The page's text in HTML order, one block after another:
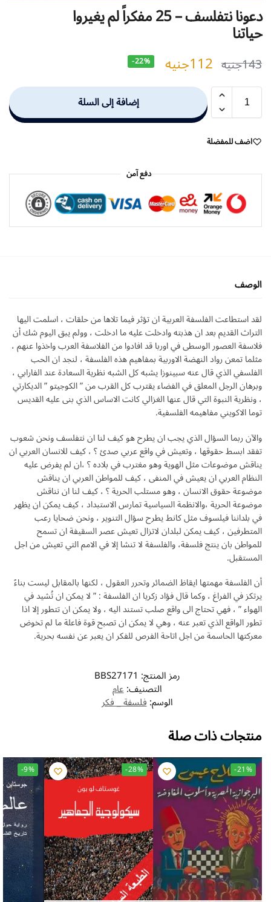
دعونا نتفلسف – 25 مفكراً لم يغيروا
حياتنا
143جنيه 112جنيه -22%
إضافة إلى السلة
اضف للمفضلة
دفع آمن
الوصف
لقد استطاعت الفلسفة العربية ان تؤثر فيما تلاها من حلقات ، اسلمت اليها
التراث القديم بعد ان هذبته وادخلت عليه ما ادخلت ، وولم يبق اليوم شك أن
فلاسفة العصور الوسطى في اوربا قد افادوا من الفلاسفة العرب واخذوا عنهم ،
مثلما تمعن رواد النهضة الاوربية بمفاهيم هذه الفلسفة ، لنجد ان الحب
الفلسفي الذي قال عنه سبينوزا يشبه كل الشبه نظرية السعادة عند الفارابي ،
وبرهان الرجل المعلق في الفضاء يقترب كل القرب من ” الكوجيتو ” الديكارتي
، ونظرية النبوة التي قال عنها الغزالي كانت الاساس الذي بنى عليه القديس
توما الاكويني مفاهيمه الفلسفية.
والآن ربما السؤال الذي يجب ان يطرح هو كيف لنا ان نتفلسف ونحن شعوب
تفقد ابسط حقوقها ، وتعيش في واقع عربي صدئ ؟ ، كيف للانسان العربي ان
يناقش موضوعات مثل الهوية وهو مغترب في بلاده ؟ ،ان لم يفرض عليه
النظام العربي ان يعيش في المنفى ، كيف للمواطن العربي ان يناقش
موضوعة حقوق الانسان ، وهو مستلب الحرية ؟ ، كيف لنا ان نناقش
موضوعة الحرية ،والانظمة السياسية تمارس الاستبداد ، كيف يمكن ان يظهر
في بلداننا فيلسوف مثل كانط يطرح سؤال التنوير ، ونحن ضحايا رعب
المتطرفين ، كيف يمكن لبلدان لاتزال تعيش عصر السقيفة ان تسمح
للمواطن بان ينتج فلسفة، والفلسفة لا تنشا إلا في الامم التي تعيش من اجل
المستقبل.
أن الفلسفة مهمتها ايقاظ الضمائر وتحرر العقول ، لكنها بالمقابل ليست بناءً
يرتكز في الفراغ ، وكما قال فؤاد زكريا ان الفلسفة : ” لا يمكن ان تُشيد في
الهواء ” ، فهي تحتاج الى واقع صلب تستند اليه ، ولا يمكن ان تتطور إلا اذا
تطور الواقع الذي تعبر عنه ، وهي لا يمكن ان تصبح قوة فاعلة ما لم تخوض
معركتها الحاسمة من اجل اتاحة الفرص للفكر ان يعبر عن نفسه بحرية.
رمز المنتج: BBS27171
التصنيف:عام
الوسم:فلسفة _ فكر
منتجات ذات صلة
-21%
-28%
-9%